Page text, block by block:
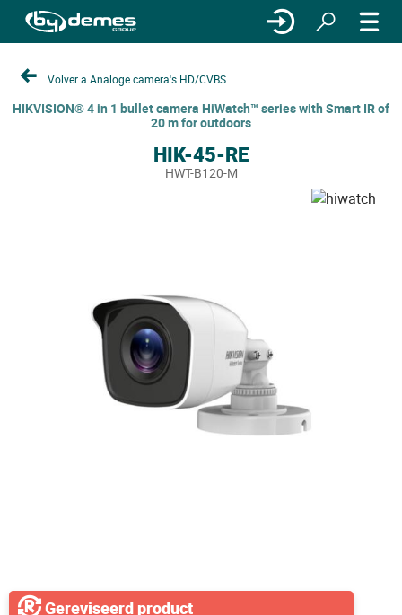
Volver a Analoge camera's HD/CVBS
HIKVISION® 4 in 1 bullet camera HiWatch™ series with Smart IR of
20 m for outdoors
HIK-45-RE
HWT-B120-M
Gereviseerd product